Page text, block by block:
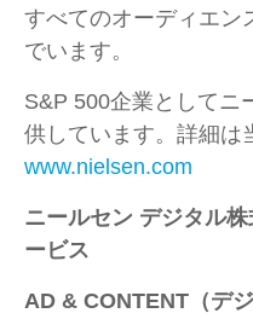
すべてのオーディエン
でいます。
S&P 500企業としてニ
供しています。詳細は
www.nielsen.com
ニールセン デジタル
ービス
AD & CONTENT （デ